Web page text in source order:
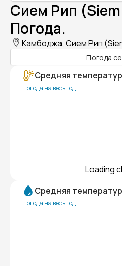
Сием Рип (Siem
Погода.
Камбоджа, Сием Рип
Погода
Средняя
Погода на весь год
Loading
Средняя
Погода на весь год